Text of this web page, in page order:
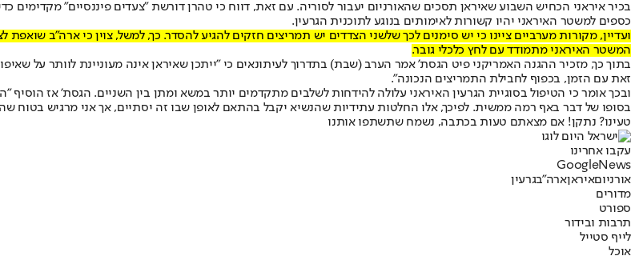
בכיר איראני הכחיש השבוע שאיראן תסכים שהאורניום יעבור לסוריה. עם זאת, דווח כי טהרן דורשת "צעדים פיננסיים" מקדימים
כספים למשטר האיראני יהיו קשורות לאימותים בנוגע לתוכנית הגרעין.
ועדיין, מקורות מערביים ציינו כי יש סימנים לכך שלשני הצדדים יש תמריצים חזקים להגיע להסדר. כך, למשל, צוין כי ארה"ב
המשטר האיראני מתמודד עם לחץ כלכלי גובר.
בתוך כך, מזכיר ההגנה האמריקני פיט הגסת' אמר הערב (שבת) בתדרוך לעיתונאים כי "ייתכן שאיראן אינה מעוניינת לוותר על
זאת עם הזמן, בכפוף לחבילת התמריצים הנכונה".
ובכך אומר כי הטיפול בסוגיית הגרעין האיראני עלולה להידחות לשלבים מתקדמים יותר במשא ומתן בין השניים. הגסת' אז הוסיף
בסופו של דבר באף רמה ממשית. לפיכך, אלו החלטות עתידיות שהנשיא יקבל בהתאם לאופן שבו זה יסתיים, אך אני מרגיש בטוח
טעינו? נתקן! אם מצאתם טעות בכתבה, נשמח שתשתפו אותנו
עקבו אחרינו
Googl eNews
אורניוםאיראןארה"בגרעין
מדורים
ספורט
תרבות ובידור
לייף סטייל
אוכל